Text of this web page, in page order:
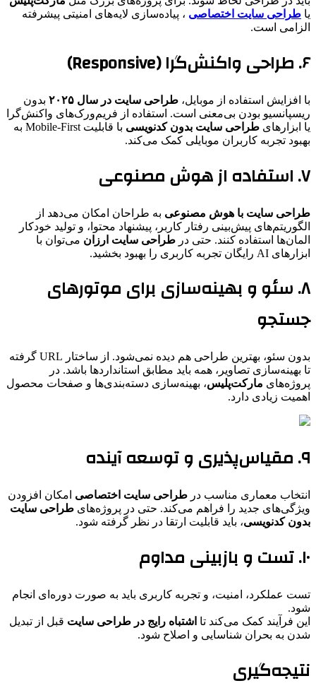
یا طراحی سایت اختصاصی ، پیاده‌سازی لایه‌های امنیتی پیشرفته
الزامی است.
۶. طراحی واکنش‌گرا (Responsive)
با افزایش استفاده از موبایل، طراحی سایت در سال ۲۰۲۵
بدون
ریسپانسیو بودن بی‌معنی است. استفاده از فریم‌ورک‌های واکنش‌گرا
یا ابزارهای طراحی سایت بدون کدنویسی
با قابلیت Mobile-First به
بهبود تجربه کاربران موبایلی کمک می‌کند.
۷. استفاده از هوش مصنوعی
طراحی سایت با هوش مصنوعی به طراحان امکان می‌دهد از
الگوریتم‌های پیش‌بینی رفتار کاربر، پیشنهاد محتوا، و تولید خودکار
المان‌ها استفاده کنند. حتی در طراحی سایت ارزان می‌توان با
ابزارهای AI رایگان تجربه کاربری را بهبود بخشید.
۸. سئو و بهینه‌سازی برای موتورهای
جستجو
بدون سئو، بهترین طراحی هم دیده نمی‌شود. از ساختار URL گرفته
تا بهینه‌سازی تصاویر، همه باید مطابق استانداردها باشد. در
پروژه‌های مارکت‌پلیس، بهینه‌سازی دسته‌بندی‌ها و صفحات محصول
اهمیت زیادی دارد.
۹. مقیاس‌پذیری و توسعه آینده
انتخاب معماری مناسب در طراحی سایت اختصاصی امکان افزودن
ویژگی‌های جدید را فراهم می‌کند. حتی در پروژه‌های طراحی سایت
بدون کدنویسی، باید قابلیت ارتقا در نظر گرفته شود.
۱۰. تست و بازبینی مداوم
تست عملکرد، امنیت، و تجربه کاربری باید به صورت دوره‌ای انجام
شود.
این فرآیند کمک می‌کند تا اشتباه رایج در طراحی سایت قبل از تبدیل
شدن به بحران شناسایی و اصلاح شود.
نتیجه‌گیری